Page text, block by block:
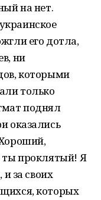
на нет.
его дотла,
ни
которыми
только
поднял
оказались
ты проклятый! Я
за своих
которых